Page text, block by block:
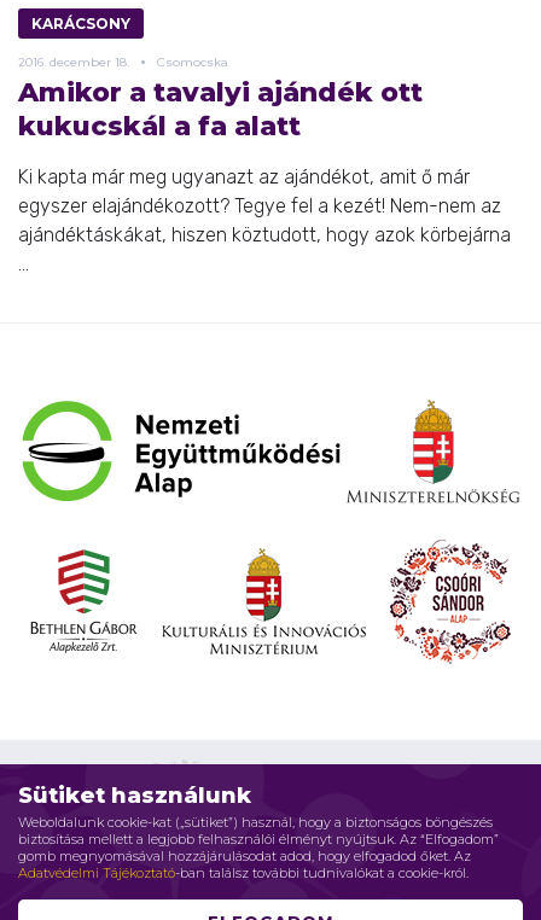
Sütiket használunk
Weboldalunk cookie-kat („sütiket”) használ, hogy a biztonságos böngészés
biztosítása mellett a legjobb felhasználói élményt nyújtsuk. Az “Elfogadom”
gomb megnyomásával hozzájárulásodat adod, hogy elfogadod őket. Az
Adatvédelmi Tájékoztató-ban találsz további tudnivalókat a cookie-król.
KARÁCSONY
2016. december 18. Csomocska
Amikor a tavalyi ajándék ott
kukucskál a fa alatt
Ki kapta már meg ugyanazt az ajándékot, amit ő már
egyszer elajándékozott? Tegye fel a kezét! Nem-nem az
ajándéktáskákat, hiszen köztudott, hogy azok körbejárna
Impresszum Adatvédelmi elvek Jogi nyilatkozat